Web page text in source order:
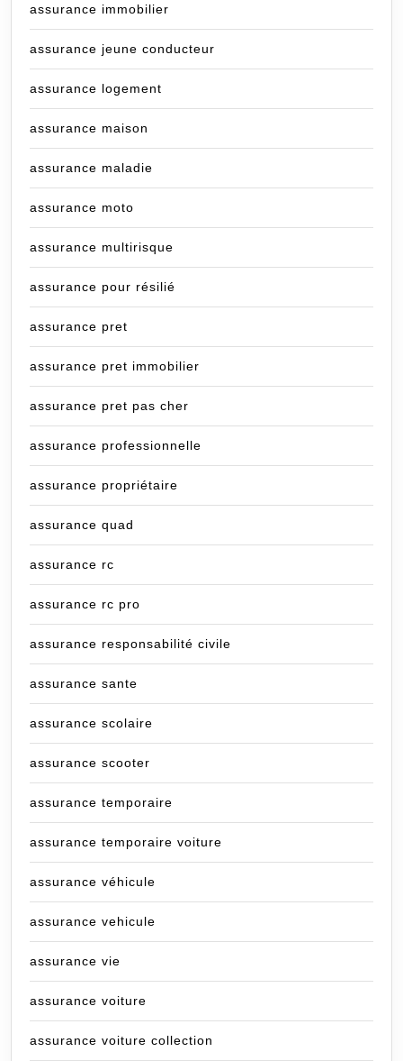
assurance immobilier
assurance jeune conducteur
assurance logement
assurance maison
assurance maladie
assurance moto
assurance multirisque
assurance pour résilié
assurance pret
assurance pret immobilier
assurance pret pas cher
assurance professionnelle
assurance propriétaire
assurance quad
assurance rc
assurance rc pro
assurance responsabilité civile
assurance sante
assurance scolaire
assurance scooter
assurance temporaire
assurance temporaire voiture
assurance véhicule
assurance vehicule
assurance vie
assurance voiture
assurance voiture collection